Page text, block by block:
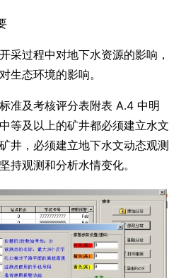
采过程中对地下水资源的影响，
生态环境的影响。
准及考核评分表附表 A.4 中明
等及以上的矿井都必须建立水文
井，必须建立地下水文动态观测
持观测和分析水情变化。